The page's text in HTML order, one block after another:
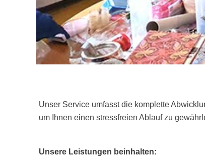
Unser Service umfasst die komplette
um Ihnen einen stressfreien Ablauf zu
Unsere Leistungen beinhalten: